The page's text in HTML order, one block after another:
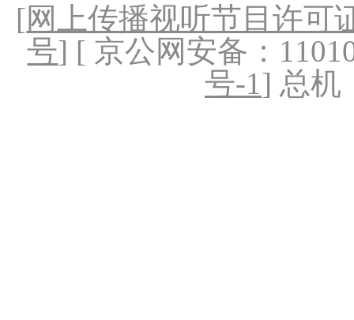
[网上传播视听节目许可
号] [ 京公网安备：
号-1] 总机